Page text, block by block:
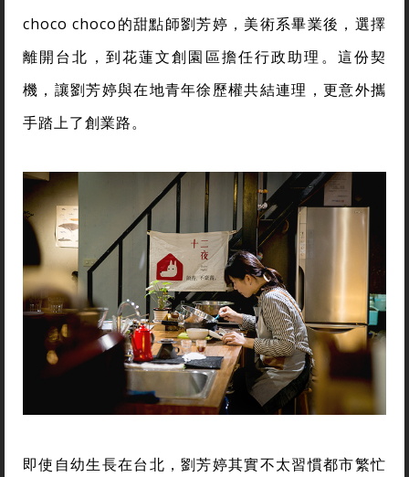
choco choco的甜點師劉芳婷，美術系畢業後，選擇
離開台北，到花蓮文創園區擔任行政助理。這份契
機，讓劉芳婷與在地青年徐歷權共結連理，更意外攜
手踏上了創業路。
即使自幼生長在台北，劉芳婷其實不太習慣都市繁忙